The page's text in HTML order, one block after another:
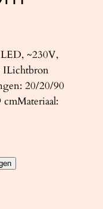
~230V,
ILichtbron
20/20/90